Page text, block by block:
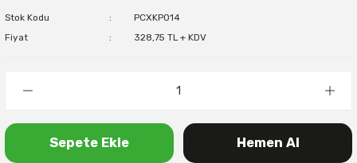
Stok Kodu
PCXKP014
Fiyat
328,75 TL + KDV
Sepete Ekle Hemen Al